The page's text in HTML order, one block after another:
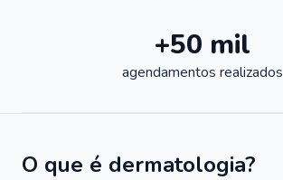
+50 mil
agendamentos realizados
O que é dermatologia?